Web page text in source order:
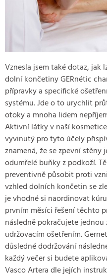
Vznesla jsem také dotaz, jak
dolní končetiny GERnétic
přípravky a specifické
systému. Jde o to urychlit
otoky a mnoha lidem
Aktivní látky v naší
vyvinutý pro tyto účely
znamená, že se zpevní
odumřelé buňky z podkoží.
preventivně působit proti
vzhled dolních končetin se
je vhodné si naordinovat
prvním měsíci řešení těchto
následně pokračujete
udržovacím ošetřením.
důsledné dodržování
každý večer si budete
Vasco Artera dle jejích